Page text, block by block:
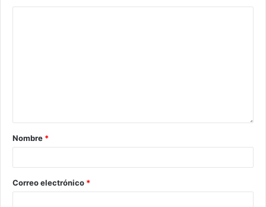
Nombre *
Correo electrónico *